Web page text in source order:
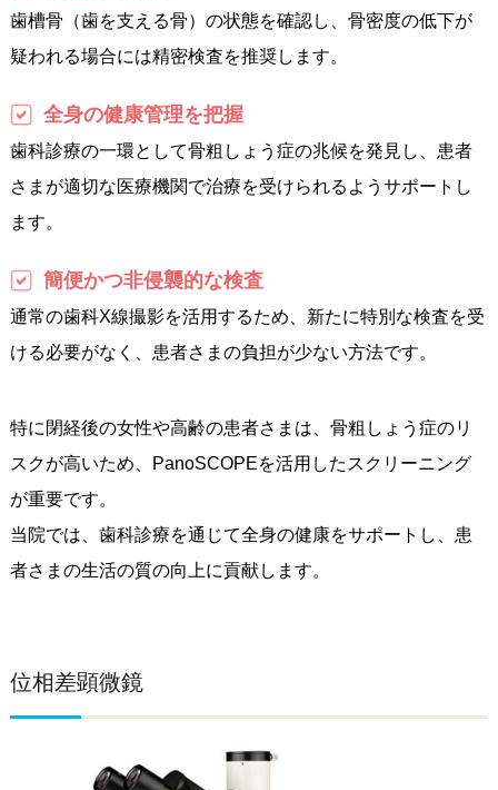
歯槽骨（歯を支える骨）の状態を確認し、骨密度の低下が
疑われる場合には精密検査を推奨します。
全身の健康管理を把握
歯科診療の一環として骨粗しょう症の兆候を発見し、患者
さまが適切な医療機関で治療を受けられるようサポートし
ます。
簡便かつ非侵襲的な検査
通常の歯科X線撮影を活用するため、新たに特別な検査を受
ける必要がなく、患者さまの負担が少ない方法です。
特に閉経後の女性や高齢の患者さまは、骨粗しょう症のリ
スクが高いため、PanoSCOPEを活用したスクリーニング
が重要です。
当院では、歯科診療を通じて全身の健康をサポートし、患
者さまの生活の質の向上に貢献します。
位相差顕微鏡